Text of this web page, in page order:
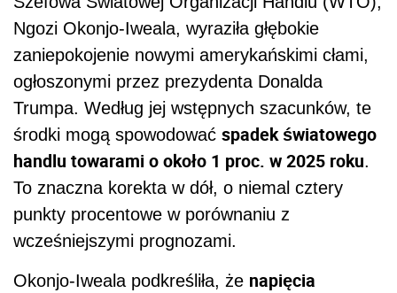
Ngozi Okonjo-Iweala, wyraziła głębokie
zaniepokojenie nowymi amerykańskimi cłami,
ogłoszonymi przez prezydenta Donalda
Trumpa. Według jej wstępnych szacunków, te
środki mogą spowodować spadek światowego
handlu towarami o około 1 proc. w 2025 roku.
To znaczna korekta w dół, o niemal cztery
punkty procentowe w porównaniu z
wcześniejszymi prognozami.
Okonjo-Iweala podkreśliła, że napięcia